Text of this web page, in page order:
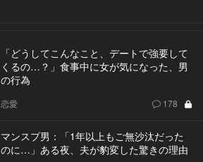
「どうしてこんなこと、デートで強要して
くるの…？」食事中に女が気になった、男
の行為
恋愛 178
マンスプ男：「1年以上もご無沙汰だった
のに…」ある夜、夫が豹変した驚きの理由